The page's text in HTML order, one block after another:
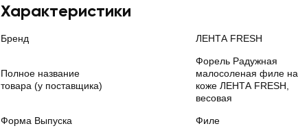
Характеристики
Бренд ЛЕНТА FRESH
Полное название
товара (у поставщика)
Форель Радужная
малосоленая филе на
коже ЛЕНТА FRESH,
весовая
Форма Выпуска Филе